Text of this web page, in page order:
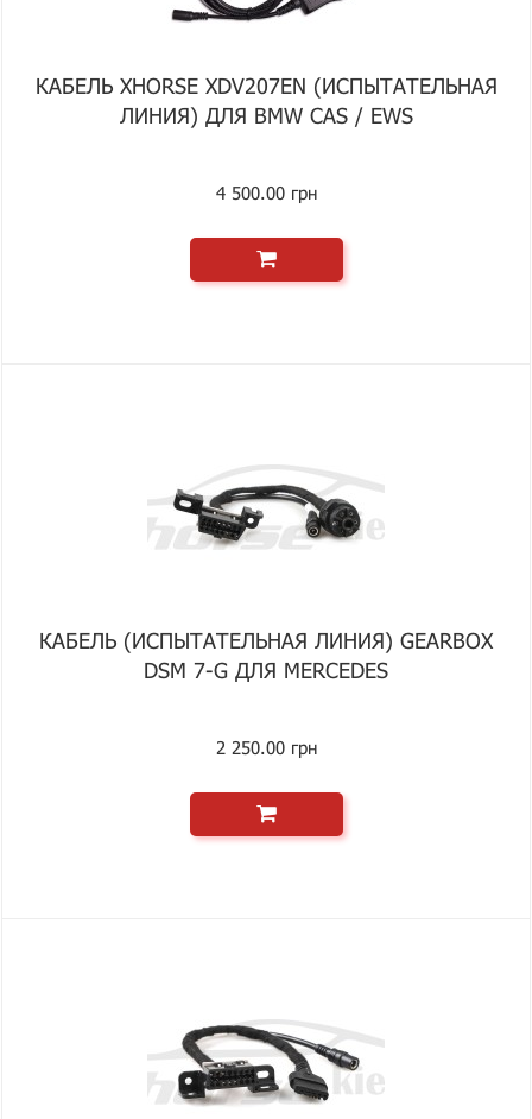
КАБЕЛЬ XHORSE XDV207EN (ИСПЫТАТЕЛЬНАЯ
ЛИНИЯ) ДЛЯ BMW CAS / EWS
4 500.00 грн
КАБЕЛЬ (ИСПЫТАТЕЛЬНАЯ ЛИНИЯ) GEARBOX
DSM 7-G ДЛЯ MERCEDES
2 250.00 грн